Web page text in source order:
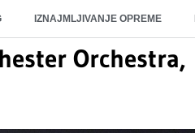
IZNAJMLJIVANJE OPREME
Orchestra,